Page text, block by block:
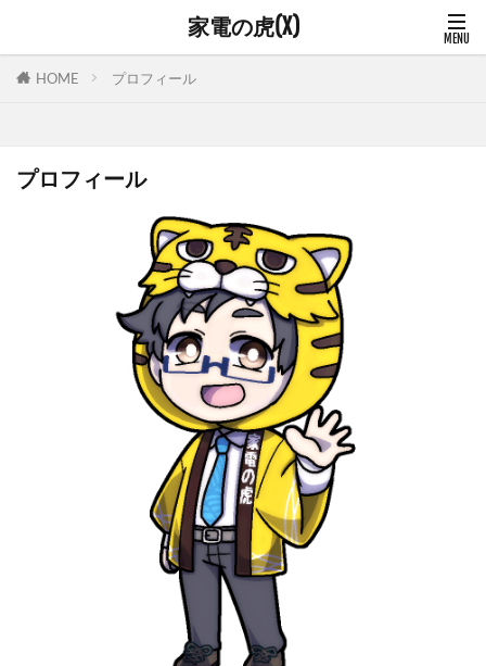
家電の虎(X)
HOME プロフィール
プロフィール